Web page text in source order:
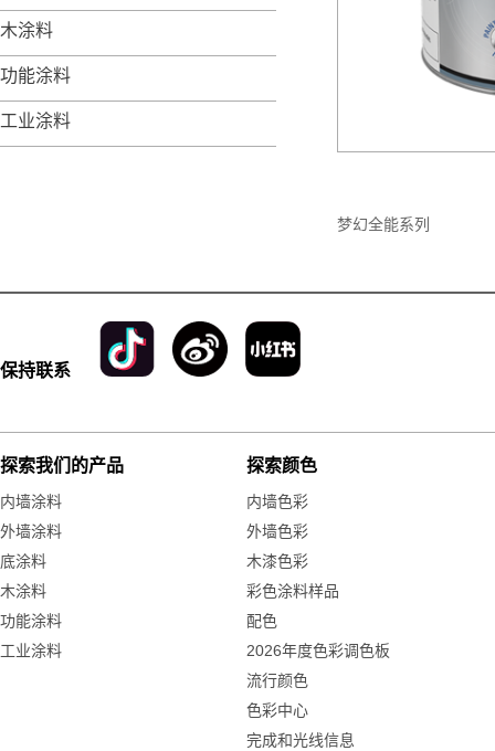
梦幻全能系列
木涂料
功能涂料
工业涂料
保持联系
探索我们的产品
内墙涂料
外墙涂料
底涂料
木涂料
功能涂料
工业涂料
探索颜色
内墙色彩
外墙色彩
木漆色彩
彩色涂料样品
配色
2026年度色彩调色板
流行颜色
色彩中心
完成和光线信息